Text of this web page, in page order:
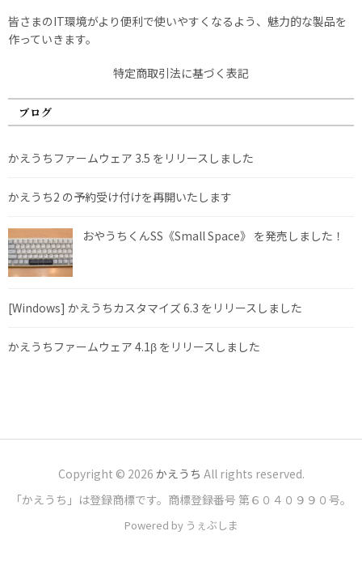
皆さまのIT環境がより便利で使いやすくなるよう、魅力的な製品を
作っていきます。
特定商取引法に基づく表記
ブログ
かえうちファームウェア 3.5 をリリースしました
かえうち2 の予約受け付けを再開いたします
おやうちくんSS《Small Space》 を発売しました！
[Windows] かえうちカスタマイズ 6.3 をリリースしました
かえうちファームウェア 4.1β をリリースしました
Copyright © 2026 かえうち All rights reserved.
「かえうち」は登録商標です。商標登録番号 第６０４０９９０号。
Powered by うぇぶしま